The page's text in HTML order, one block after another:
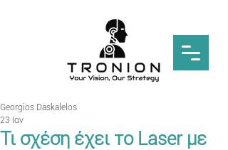
Τι σχέση έχει το Laser με
Georgios Daskalelos
23 Ιαν